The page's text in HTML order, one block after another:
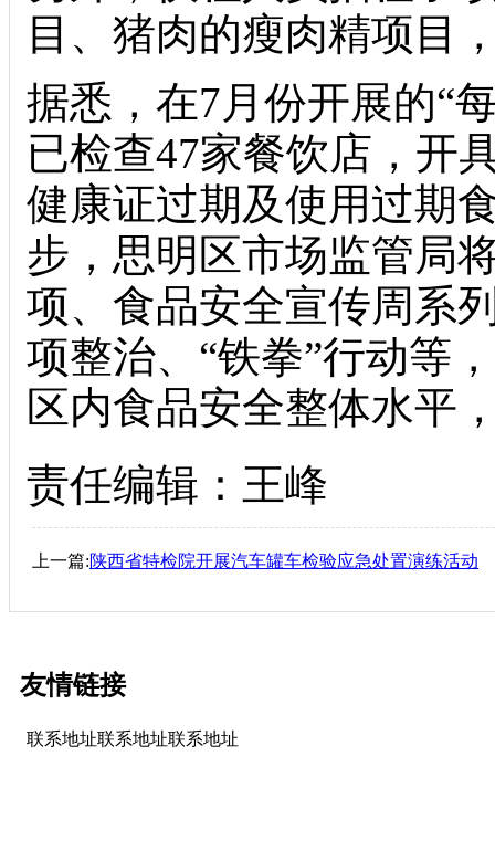
目、猪肉的瘦肉精项目
据悉，在7月份开展的“
已检查47家餐饮店，开
健康证过期及使用过期
步，思明区市场监管局
项、食品安全宣传周系
项整治、“铁拳”行动等
区内食品安全整体水平
责任编辑：王峰
上一篇:陕西省特检院开展汽车罐车检验应急处置演练活动
友情链接
联系地址联系地址联系地址